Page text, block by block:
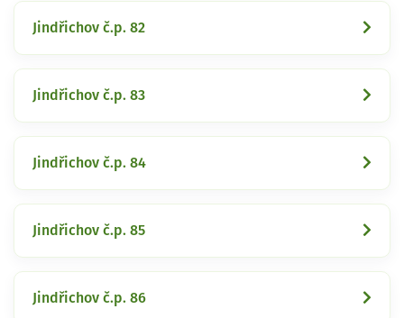
Jindřichov č.p. 82
Jindřichov č.p. 83
Jindřichov č.p. 84
Jindřichov č.p. 85
Jindřichov č.p. 86